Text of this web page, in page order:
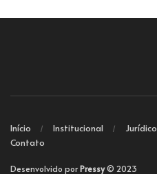
Início Institucional Jurídico
Contato
Desenvolvido porPressy© 2023